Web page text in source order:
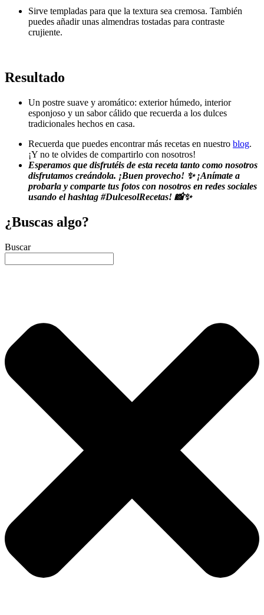
Sirve templadas para que la textura sea cremosa. También
puedes añadir unas almendras tostadas para contraste
crujiente.
Resultado
Un postre suave y aromático: exterior húmedo, interior
esponjoso y un sabor cálido que recuerda a los dulces
tradicionales hechos en casa.
Recuerda que puedes encontrar más recetas en nuestro blog.
¡Y no te olvides de compartirlo con nosotros!
Esperamos que disfrutéis de esta receta tanto como nosotros
disfrutamos creándola. ¡Buen provecho! ✨ ¡Anímate a
probarla y comparte tus fotos con nosotros en redes sociales
usando el hashtag #DulcesolRecetas! 📸✨
¿Buscas algo?
Buscar